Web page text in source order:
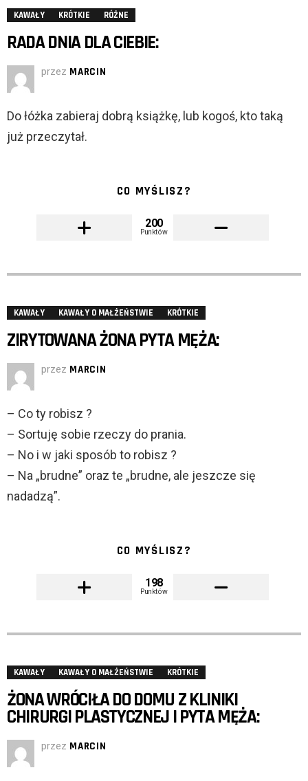
KAWAŁY KRÓTKIE RÓŻNE
RADA DNIA DLA CIEBIE:
przez MARCIN
Do łóżka zabieraj dobrą książkę, lub kogoś, kto taką
już przeczytał.
CO MYŚLISZ?
200
Punktów
KAWAŁY KAWAŁY O MAŁŻEŃSTWIE KRÓTKIE
ZIRYTOWANA ŻONA PYTA MĘŻA:
przez MARCIN
– Co ty robisz ?
– Sortuję sobie rzeczy do prania.
– No i w jaki sposób to robisz ?
– Na „brudne” oraz te „brudne, ale jeszcze się
nadadzą”.
CO MYŚLISZ?
198
Punktów
KAWAŁY KAWAŁY O MAŁŻEŃSTWIE KRÓTKIE
ŻONA WRÓCIŁA DO DOMU Z KLINIKI
CHIRURGI PLASTYCZNEJ I PYTA MĘŻA:
przez MARCIN